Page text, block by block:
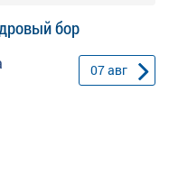
бор
07авг